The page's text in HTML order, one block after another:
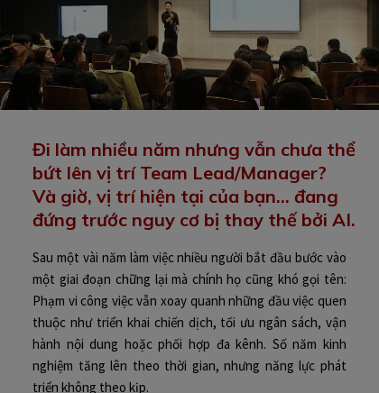
Sau một vài năm làm việc nhiều người bắt đầu bước vào
một giai đoạn chững lại mà chính họ cũng khó gọi tên:
Phạm vi công việc vẫn xoay quanh những đầu việc quen
thuộc như triển khai chiến dịch, tối ưu ngân sách, vận
hành nội dung hoặc phối hợp đa kênh. Số năm kinh
nghiệm tăng lên theo thời gian, nhưng năng lực phát
triển không theo kịp.
Đi làm nhiều năm nhưng vẫn chưa thể
bứt lên vị trí Team Lead/Manager?
Và giờ, vị trí hiện tại của bạn… đang
đứng trước nguy cơ bị thay thế bởi AI.